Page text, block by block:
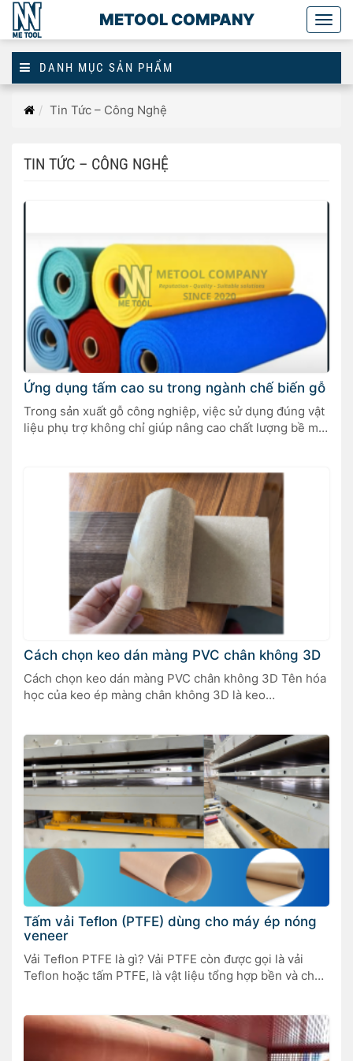
METOOL COMPANY
DANH MỤC SẢN PHẨM
TrangTin Tức – Công Nghệ
TIN TỨC – CÔNG NGHỆ
Ứng dụng tấm cao su trong ngành chế biến gỗ
Trong sản xuất gỗ công nghiệp, việc sử dụng đúng vật
liệu phụ trợ không chỉ giúp nâng cao chất lượng bề mặt
chính là tấm cao su chịu nhiệt – giải […]
Cách chọn keo dán màng PVC chân không 3D
Cách chọn keo dán màng PVC chân không 3D Tên hóa
học của keo ép màng chân không 3D là keo
dụng rộng rãi trong sản xuất đồ nội thất, sản phẩm
điện tử, […]
Tấm vải Teflon (PTFE) dùng cho máy ép nóng
veneer
Vải Teflon PTFE là gì? Vải PTFE còn được gọi là vải
Teflon hoặc tấm PTFE, là vật liệu tổng hợp bền và chắc
có khả năng phục hồi cao và chống dính với độ […]